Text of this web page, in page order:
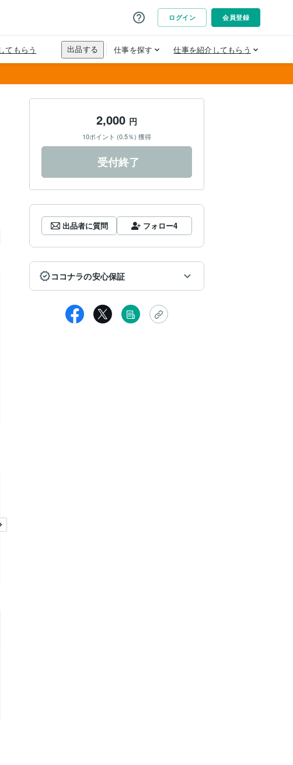
2,000 円
10ポイント (0.5％) 獲得
受付終了
出品者に質問 フォロー4
ココナラの安心保証